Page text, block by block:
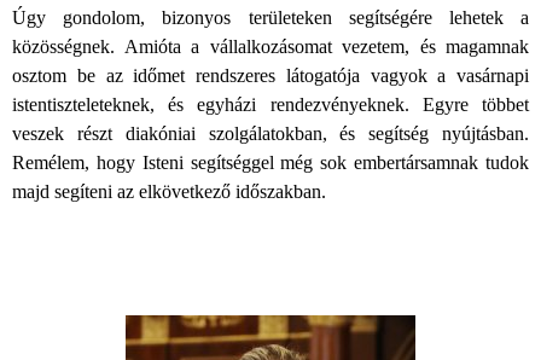
Úgy gondolom, bizonyos területeken segítségére lehetek a
közösségnek. Amióta a vállalkozásomat vezetem, és magamnak
osztom be az időmet rendszeres látogatója vagyok a vasárnapi
istentiszteleteknek, és egyházi rendezvényeknek. Egyre többet
veszek részt diakóniai szolgálatokban, és segítség nyújtásban.
Remélem, hogy Isteni segítséggel még sok embertársamnak tudok
majd segíteni az elkövetkező időszakban.